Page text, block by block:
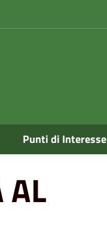
Punti di Interesse
AL